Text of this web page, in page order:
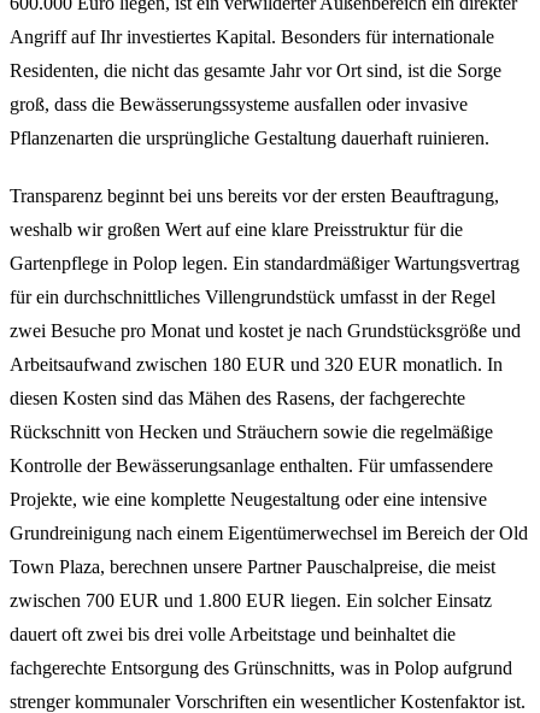
Angriff auf Ihr investiertes Kapital. Besonders für internationale
Residenten, die nicht das gesamte Jahr vor Ort sind, ist die Sorge
groß, dass die Bewässerungssysteme ausfallen oder invasive
Pflanzenarten die ursprüngliche Gestaltung dauerhaft ruinieren.
Transparenz beginnt bei uns bereits vor der ersten Beauftragung,
weshalb wir großen Wert auf eine klare Preisstruktur für die
Gartenpflege in Polop legen. Ein standardmäßiger Wartungsvertrag
für ein durchschnittliches Villengrundstück umfasst in der Regel
zwei Besuche pro Monat und kostet je nach Grundstücksgröße und
Arbeitsaufwand zwischen 180 EUR und 320 EUR monatlich. In
diesen Kosten sind das Mähen des Rasens, der fachgerechte
Rückschnitt von Hecken und Sträuchern sowie die regelmäßige
Kontrolle der Bewässerungsanlage enthalten. Für umfassendere
Projekte, wie eine komplette Neugestaltung oder eine intensive
Grundreinigung nach einem Eigentümerwechsel im Bereich der Old
Town Plaza, berechnen unsere Partner Pauschalpreise, die meist
zwischen 700 EUR und 1.800 EUR liegen. Ein solcher Einsatz
dauert oft zwei bis drei volle Arbeitstage und beinhaltet die
fachgerechte Entsorgung des Grünschnitts, was in Polop aufgrund
strenger kommunaler Vorschriften ein wesentlicher Kostenfaktor ist.